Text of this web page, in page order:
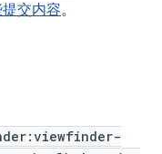
交内容。